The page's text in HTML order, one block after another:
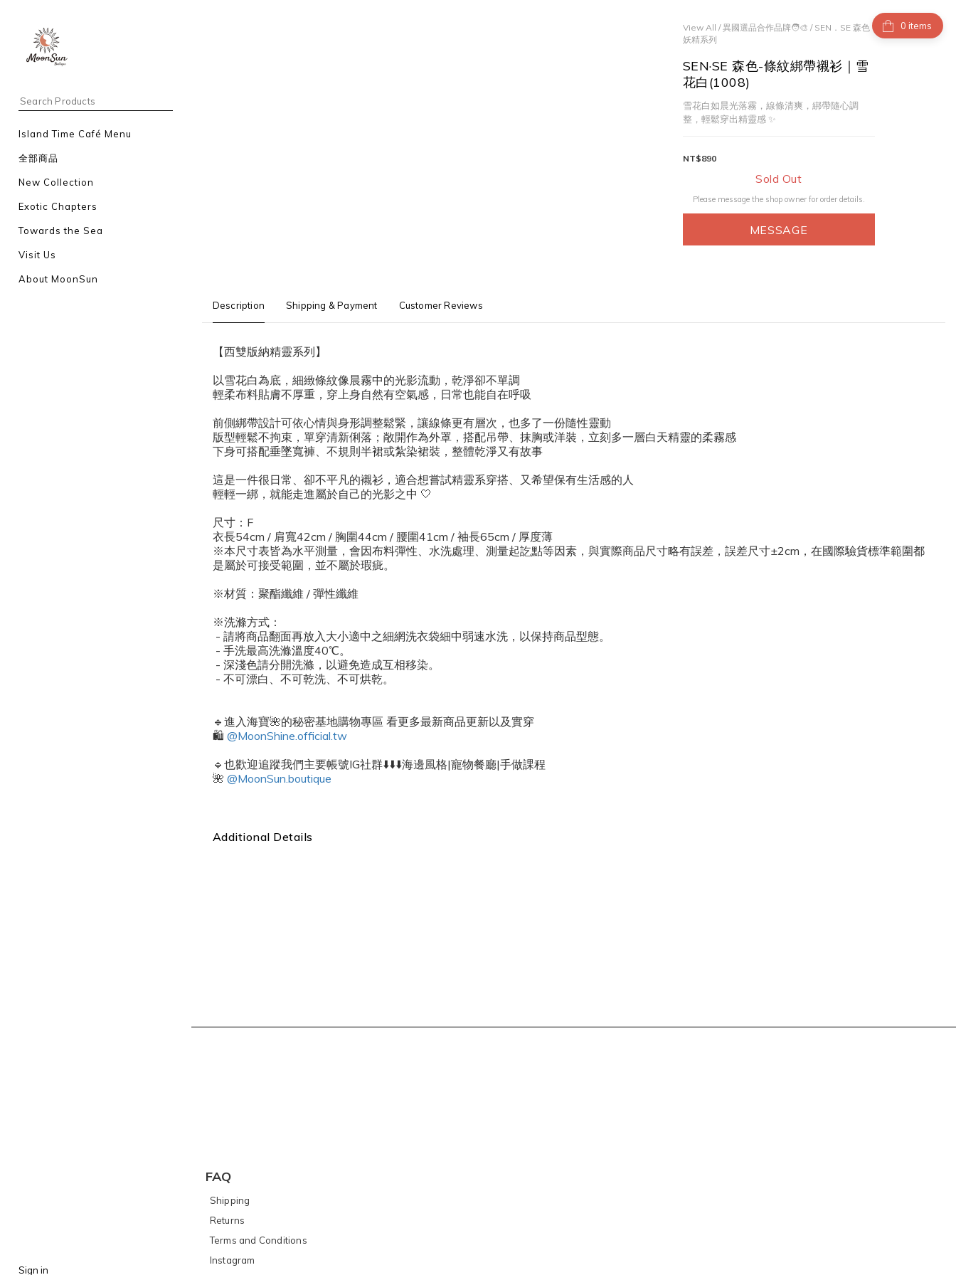
Island Time Café Menu
全部商品
New Collection
Exotic Chapters
Towards the Sea
Visit Us
About MoonSun
Sign in
items
View All /異國選品合作品牌🧑‍🎨 / SEN．SE 森色
妖精系列
SEN·SE 森色-條紋綁帶襯衫｜雪
花白(1008)
雪花白如晨光落霧，線條清爽，綁帶隨心調
整，輕鬆穿出精靈感 ✨
NT$890
Sold Out
Please message the shop owner for order details.
MESSAGE
Description Shipping & Payment Customer Reviews
【西雙版納精靈系列】
以雪花白為底，細緻條紋像晨霧中的光影流動，乾淨卻不單調
輕柔布料貼膚不厚重，穿上身自然有空氣感，日常也能自在呼吸
前側綁帶設計可依心情與身形調整鬆緊，讓線條更有層次，也多了一份隨性靈動
版型輕鬆不拘束，單穿清新俐落；敞開作為外罩，搭配吊帶、抹胸或洋裝，立刻多一層白天精靈的柔霧感
下身可搭配垂墜寬褲、不規則半裙或紮染裙裝，整體乾淨又有故事
這是一件很日常、卻不平凡的襯衫，適合想嘗試精靈系穿搭、又希望保有生活感的人
輕輕一綁，就能走進屬於自己的光影之中 🤍
尺寸：F
衣長54cm / 肩寬42cm / 胸圍44cm / 腰圍41cm / 袖長65cm / 厚度薄
※本尺寸表皆為水平測量，會因布料彈性、水洗處理、測量起訖點等因素，與實際商品尺寸略有誤差，誤差尺寸±2cm，在國際驗貨標準範圍都
是屬於可接受範圍，並不屬於瑕疵。
※材質：聚酯纖維 / 彈性纖維
※洗滌方式：
- 請將商品翻面再放入大小適中之細網洗衣袋細中弱速水洗，以保持商品型態。
- 手洗最高洗滌溫度40℃。
- 深淺色請分開洗滌，以避免造成互相移染。
- 不可漂白、不可乾洗、不可烘乾。
🔹進入海寶🌺的秘密基地購物專區 看更多最新商品更新以及實穿
🛍️ @MoonShine.official.tw
🔹也歡迎追蹤我們主要帳號IG社群⬇️⬇️⬇️海邊風格|寵物餐廳|手做課程
🌺 @MoonSun.boutique
Additional Details
FAQ
Shipping
Returns
Terms and Conditions
Instagram